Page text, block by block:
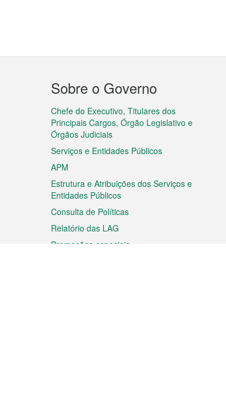
Menu
do
rodapé
Sobre o Governo
Chefe do Executivo, Titulares dos
Principais Cargos, Órgão Legislativo e
Órgãos Judiciais
Serviços e Entidades Públicos
APM
Estrutura e Atribuições dos Serviços e
Entidades Públicos
Consulta de Políticas
Relatório das LAG
Promoções especiais